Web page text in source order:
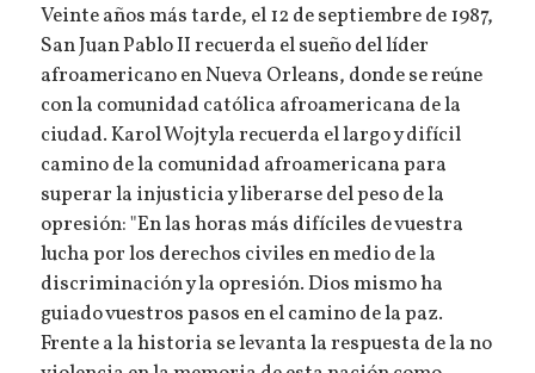
Veinte años más tarde, el 12 de septiembre de 1987,
San Juan Pablo II recuerda el sueño del líder
afroamericano en Nueva Orleans, donde se reúne
con la comunidad católica afroamericana de la
ciudad. Karol Wojtyla recuerda el largo y difícil
camino de la comunidad afroamericana para
superar la injusticia y liberarse del peso de la
opresión: "En las horas más difíciles de vuestra
lucha por los derechos civiles en medio de la
discriminación y la opresión. Dios mismo ha
guiado vuestros pasos en el camino de la paz.
Frente a la historia se levanta la respuesta de la no